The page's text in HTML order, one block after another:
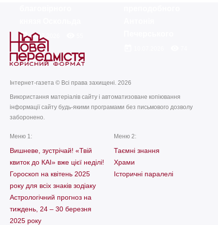
today14.07.2026
Інтернет-газета © Всі права захищені. 2026
Використання матеріалів сайту і автоматизоване копіювання
інформації сайту будь-якими програмами без письмового дозволу
заборонено.
Меню 1:
Вишневе, зустрічай! «Твій
квиток до КАІ» вже цієї неділі!
Гороскоп на квітень 2025
року для всіх знаків зодіаку
Астрологічний прогноз на
тиждень, 24 – 30 березня
2025 року
Меню 2:
Таємні знання
Храми
Історичні паралелі